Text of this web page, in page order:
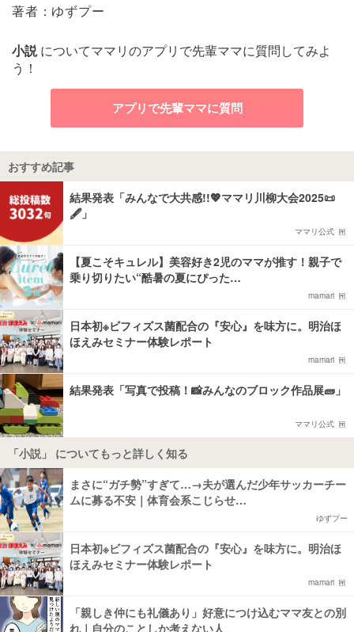
著者：ゆずプー
小説についてママリのアプリで先輩ママに質問してみよ
う！
アプリで先輩ママに質問
おすすめ記事
結果発表「みんなで大共感!!💖ママリ川柳大会2025📜
🖋️」
ママリ公式
【夏こそキュレル】美容好き2児のママが推す！親子で
乗り切りたい“酷暑の夏にぴった…
mamari
日本初※ビフィズス菌配合の『安心』を味方に。明治ほ
ほえみセミナー体験レポート
mamari
結果発表「写真で投稿！📸みんなのブロック作品展🧱」
ママリ公式
「小説」 についてもっと詳しく知る
まさに“ガチ勢”すぎて…→夫が選んだ少年サッカーチー
ムに募る不安｜体育会系こじらせ…
ゆずプー
日本初※ビフィズス菌配合の『安心』を味方に。明治ほ
ほえみセミナー体験レポート
mamari
「親しき仲にも礼儀あり」好意につけ込むママ友との別
れ｜自分のことしか考えない人